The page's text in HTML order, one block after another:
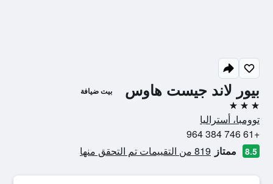
بيور لاند جيست هاوس بيت ضيافة
3 نجوم
توومبا، أستراليا
+61 746 384 964
8.5 ممتاز 819 من التقييمات تم التحقق منها